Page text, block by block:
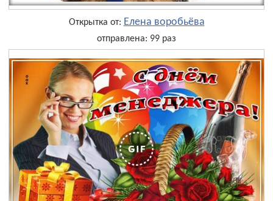
Открытка от: Елена воробьёва
отправлена: 99 раз